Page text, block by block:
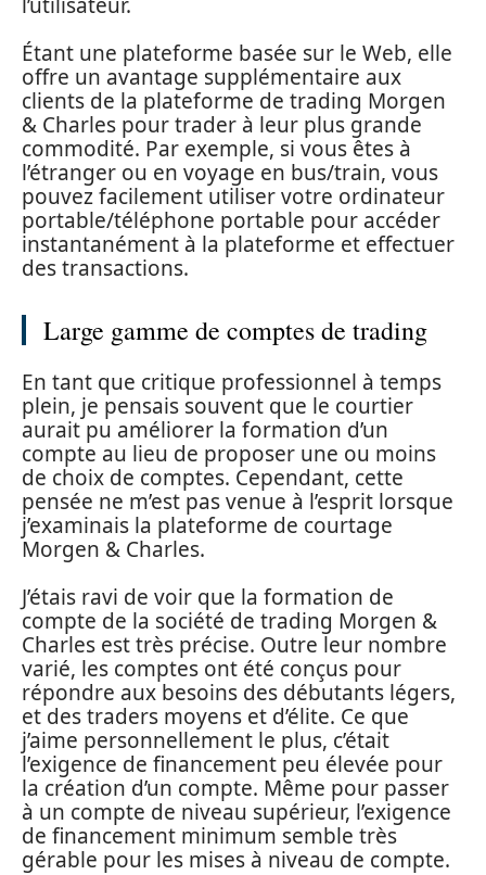
Étant une plateforme basée sur le Web, elle
offre un avantage supplémentaire aux
clients de la plateforme de trading Morgen
& Charles pour trader à leur plus grande
commodité. Par exemple, si vous êtes à
l’étranger ou en voyage en bus/train, vous
pouvez facilement utiliser votre ordinateur
portable/téléphone portable pour accéder
instantanément à la plateforme et effectuer
des transactions.
Large gamme de comptes de trading
En tant que critique professionnel à temps
plein, je pensais souvent que le courtier
aurait pu améliorer la formation d’un
compte au lieu de proposer une ou moins
de choix de comptes. Cependant, cette
pensée ne m’est pas venue à l’esprit lorsque
j’examinais la plateforme de courtage
Morgen & Charles.
J’étais ravi de voir que la formation de
compte de la société de trading Morgen &
Charles est très précise. Outre leur nombre
varié, les comptes ont été conçus pour
répondre aux besoins des débutants légers,
et des traders moyens et d’élite. Ce que
j’aime personnellement le plus, c’était
l’exigence de financement peu élevée pour
la création d’un compte. Même pour passer
à un compte de niveau supérieur, l’exigence
de financement minimum semble très
gérable pour les mises à niveau de compte.